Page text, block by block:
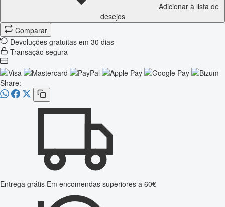
Adicionar à lista de
desejos
Comparar
Devoluções gratuitas em 30 dias
Transação segura
Share:
Entrega grátis Em encomendas superiores a 60€